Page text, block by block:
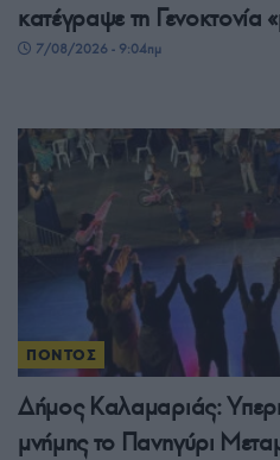
κατέγραψε τη Γενοκτονία
7/08/2026 - 9:04πμ
ΠΟΝΤΟΣ
Δήμος Καλαμαριάς:
μνήμης το Πανηγύρι